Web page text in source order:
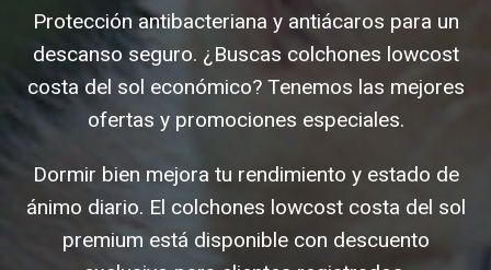
Protección antibacteriana y antiácaros para un
descanso seguro. ¿Buscas colchones lowcost
costa del sol económico? Tenemos las mejores
ofertas y promociones especiales.
Dormir bien mejora tu rendimiento y estado de
ánimo diario. El colchones lowcost costa del sol
premium está disponible con descuento